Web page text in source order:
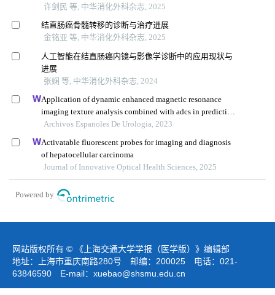
许剑民 等, 中华消化外科杂志, 2025
结直肠癌骨髓转移的诊断与治疗进展
金铭亚 等, 中华消化外科杂志, 2025
人工智能在结直肠癌内镜与影像学诊断中的应用现状与
进展
张娴 等, 中华消化外科杂志, 2024
Application of dynamic enhanced magnetic resonance
imaging texture analysis combined with adcs in predicting
pelvic lymph metastasis of prostate cancer
Archivos Espanoles De Urologia, 2023
Activatable fluorescent probes for imaging and diagnosis
of hepatocellular carcinoma
Journal of Innovative Optical Health Sciences, 2025
Powered by
网站版权所有 © 《上海交通大学学报（医学版）》编辑部
地址：上海市重庆南路280号 邮编：200025 电话：021-
63846590 E-mail： xuebao@shsmu.edu.cn